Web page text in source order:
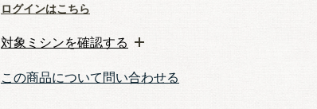
ログインはこちら
対象ミシンを確認する
この商品について問い合わせる